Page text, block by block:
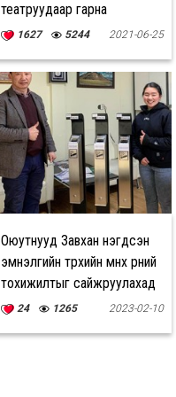
театруудаар гарна
1627 5244 2021-06-25
Оюутнууд Завхан нэгдсэн
эмнэлгийн төрөхийн өмнөх өрөөний
тохижилтыг сайжруулахад
оролцлоо
24 1265 2023-02-10